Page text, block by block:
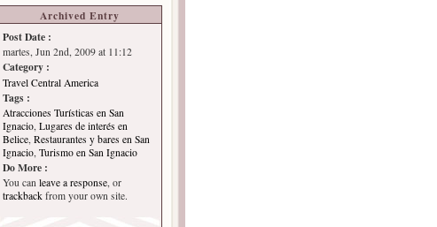
Archived Entry
Post Date :
martes, Jun 2nd, 2009 at 11:12
Category :
Travel Central America
Tags :
Atracciones Turísticas en San
Ignacio Lugares de interés en
Belice Restaurantes y bares en San
Ignacio Turismo en San Ignacio
Do More :
You can leave a response, or
trackback from your own site.